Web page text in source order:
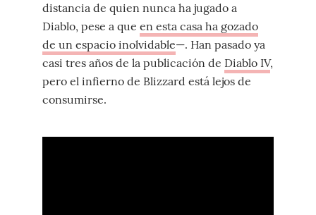
distancia de quien nunca ha jugado a
Diablo, pese a que en esta casa ha gozado
de un espacio inolvidable—. Han pasado ya
casi tres años de la publicación de Diablo IV,
pero el infierno de Blizzard está lejos de
consumirse.